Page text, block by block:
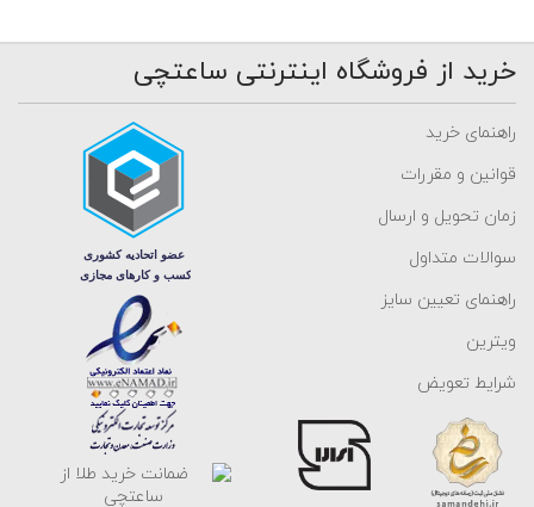
خرید از فروشگاه اینترنتی ساعتچی
راهنمای خرید
قوانین و مقررات
زمان تحویل و ارسال
سوالات متداول
راهنمای تعیین سایز
ویترین
شرایط تعویض